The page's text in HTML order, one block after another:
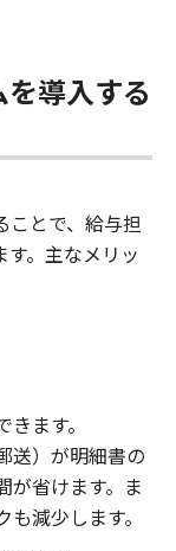
導入する
ことで、給与担
。主なメリッ
ます。
）が明細書の
が省けます。ま
減少します。